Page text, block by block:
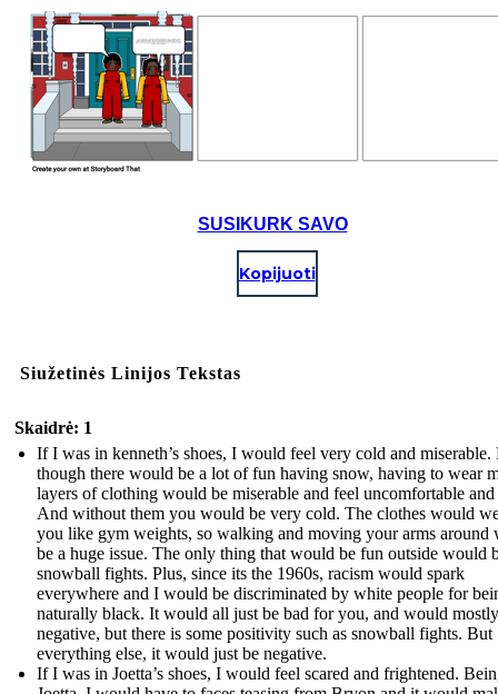
SUSIKURK SAVO
Kopijuoti
Siužetinės Linijos Tekstas
Skaidrė: 1
If I was in kenneth’s shoes, I would feel very cold and miserable.
though there would be a lot of fun having snow, having to wear
layers of clothing would be miserable and feel uncomfortable
And without them you would be very cold. The clothes would
you like gym weights, so walking and moving your arms around
be a huge issue. The only thing that would be fun outside would
snowball fights. Plus, since its the 1960s, racism would spark
everywhere and I would be discriminated by white people for
naturally black. It would all just be bad for you, and would
negative, but there is some positivity such as snowball fights. But
everything else, it would just be negative.
If I was in Joetta’s shoes, I would feel scared and frightened.